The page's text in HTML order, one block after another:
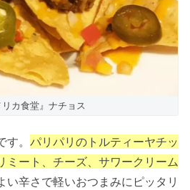
リカ食堂』ナチョス
す。 パリパリのトルティーヤチッ
ミート、チーズ、サワークリーム
い辛さで軽いおつまみにピッタリ